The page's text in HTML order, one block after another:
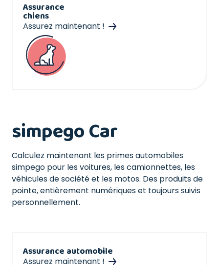
Assurance
chiens
Assurez maintenant !
simpego Car
Calculez maintenant les primes automobiles
simpego pour les voitures, les camionnettes, les
véhicules de société et les motos. Des produits de
pointe, entièrement numériques et toujours suivis
personnellement.
Assurance automobile
Assurez maintenant !